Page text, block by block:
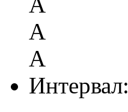
А
А
Интервал: